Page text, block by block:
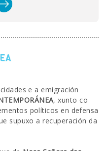
e a emigración
, xunto co
políticos en defensa
supuxo a recuperación da